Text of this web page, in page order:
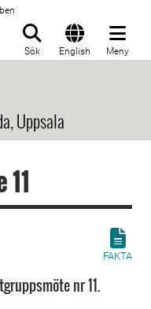
Sök English Meny
Uppsala
FAKTA
nr 11.